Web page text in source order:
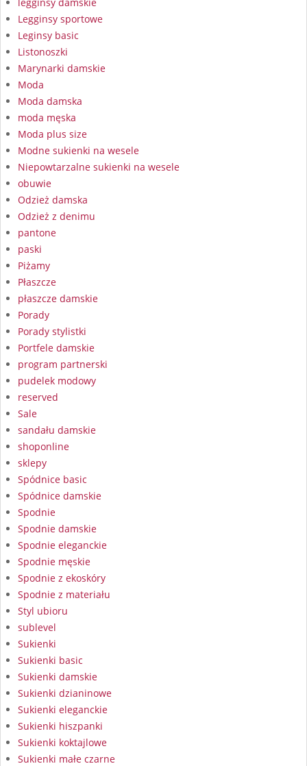
Legginsy sportowe
Leginsy basic
Listonoszki
Marynarki damskie
Moda
Moda damska
moda męska
Moda plus size
Modne sukienki na wesele
Niepowtarzalne sukienki na wesele
obuwie
Odzież damska
Odzież z denimu
pantone
paski
Piżamy
Płaszcze
płaszcze damskie
Porady
Porady stylistki
Portfele damskie
program partnerski
pudelek modowy
reserved
Sale
sandału damskie
shoponline
sklepy
Spódnice basic
Spódnice damskie
Spodnie
Spodnie damskie
Spodnie eleganckie
Spodnie męskie
Spodnie z ekoskóry
Spodnie z materiału
Styl ubioru
sublevel
Sukienki
Sukienki basic
Sukienki damskie
Sukienki dzianinowe
Sukienki eleganckie
Sukienki hiszpanki
Sukienki koktajlowe
Sukienki małe czarne